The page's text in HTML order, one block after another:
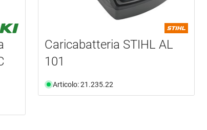
Caricabatteria STIHL AL
101
Articolo: 21.235.22